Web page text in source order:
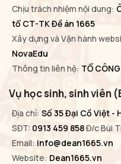
Chịu trách nhiệm nội dung:
tổ CT-TK Đề án 1665
Xây dựng và Vận hành
NovaEdu
Thông tin liên hệ: TỔ
Vụ học sinh, sinh viên
Địa chỉ: Số 35 Đại Cồ Việt -
SĐT: 0913 459 858Đ/c Bùi
Email: info@dean1665.vn
Website: Dean1665.vn